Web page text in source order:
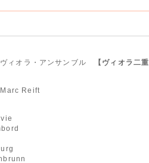
ィオラ・アンサンブル 【ヴィオラ二
Reift